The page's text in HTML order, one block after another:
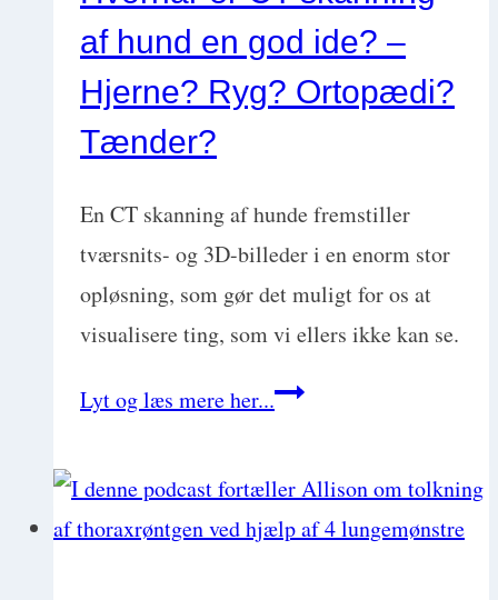
af hund en god ide? –
Hjerne? Ryg? Ortopædi?
Tænder?
En CT skanning af hunde fremstiller
tværsnits- og 3D-billeder i en enorm stor
opløsning, som gør det muligt for os at
visualisere ting, som vi ellers ikke kan se.
Lyt og læs mere her...Hvornår
CT
skanning